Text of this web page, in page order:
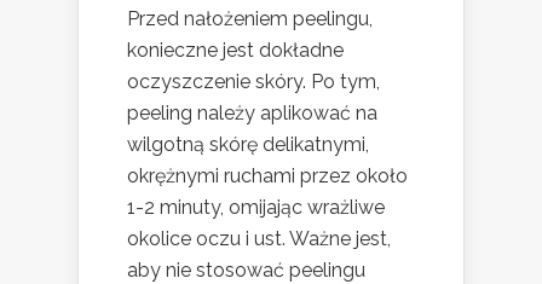
Przed nałożeniem peelingu,
konieczne jest dokładne
oczyszczenie skóry. Po tym,
peeling należy aplikować na
wilgotną skórę delikatnymi,
okrężnymi ruchami przez około
1-2 minuty, omijając wrażliwe
okolice oczu i ust. Ważne jest,
aby nie stosować peelingu